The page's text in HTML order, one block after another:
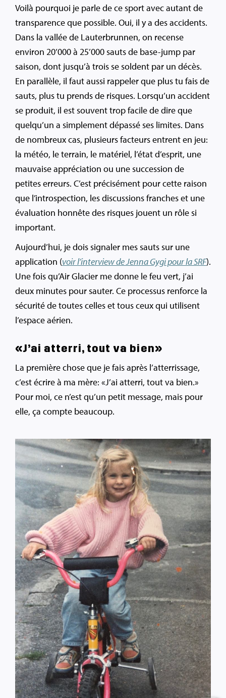
Voilà pourquoi je parle de ce sport avec autant de
transparence que possible. Oui, il y a des accidents.
Dans la vallée de Lauterbrunnen, on recense
environ 20’000 à 25’000 sauts de base-jump par
saison, dont jusqu’à trois se soldent par un décès.
En parallèle, il faut aussi rappeler que plus tu fais de
sauts, plus tu prends de risques. Lorsqu’un accident
se produit, il est souvent trop facile de dire que
quelqu’un a simplement dépassé ses limites. Dans
de nombreux cas, plusieurs facteurs entrent en jeu:
la météo, le terrain, le matériel, l’état d’esprit, une
mauvaise appréciation ou une succession de
petites erreurs. C’est précisément pour cette raison
que l’introspection, les discussions franches et une
évaluation honnête des risques jouent un rôle si
important.
Aujourd’hui, je dois signaler mes sauts sur une
application (voir l’interview de Jenna Gygi pour la SRF).
Une fois qu’Air Glacier me donne le feu vert, j’ai
deux minutes pour sauter. Ce processus renforce la
sécurité de toutes celles et tous ceux qui utilisent
l’espace aérien.
«J’ai atterri, tout va bien»
La première chose que je fais après l’atterrissage,
c’est écrire à ma mère: «J’ai atterri, tout va bien.»
Pour moi, ce n’est qu’un petit message, mais pour
elle, ça compte beaucoup.